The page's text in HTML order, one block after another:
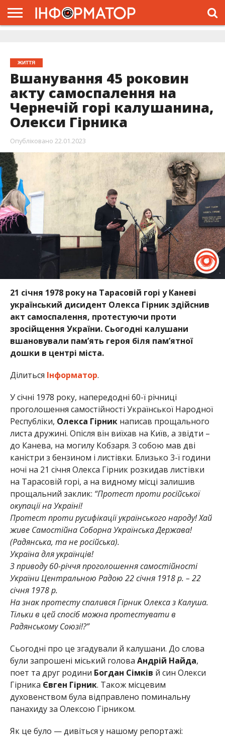
ЖИТТЯ
Вшанування 45 роковин
акту самоспалення на
Чернечій горі калушанина,
Олекси Гірника
Опубліковано 22.01.2023
21 січня 1978 року на Тарасовій горі у Каневі
український дисидент Олекса Гірник здійснив
акт самоспалення, протестуючи проти
зросійщення України. Сьогодні калушани
вшановували пам’ять героя біля пам’ятної
дошки в центрі міста.
Ділиться Інформатор.
У січні 1978 року, напередодні 60-ї річниці
проголошення самостійності Української Народної
Республіки, Олекса Гірникнаписав прощального
листа дружині. Опісля він виїхав на Київ, а звідти –
до Канева, на могилу Кобзаря. З собою мав дві
каністри з бензином і листівки. Близько 3-ї години
ночі на 21 січня Олекса Гірник розкидав листівки
на Тарасовій горі, а на видному місці залишив
прощальний заклик: “Протест проти російської
окупації на Україні!
Протест проти русифікації українського народу! Хай
живе Самостійна Соборна Українська Держава!
(Радянська, та не російська).
Україна для українців!
З приводу 60-річчя проголошення самостійності
України Центральною Радою 22 січня 1918 р. – 22
січня 1978 р.
На знак протесту спалився Гірник Олекса з Калуша.
Тільки в цей спосіб можна протестувати в
Радянському Союзі!?”
Сьогодні про це згадували й калушани. До слова
були запрошені міський голова Андрій Найда,
поет та друг родини Богдан Сімків й син Олекси
Гірника Євген Гірник. Також місцевим
духовенством була відправлено поминальну
панахиду за Олексою Гірником.
Як це було — дивіться у нашому репортажі: